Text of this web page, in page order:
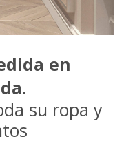
en
su ropa y